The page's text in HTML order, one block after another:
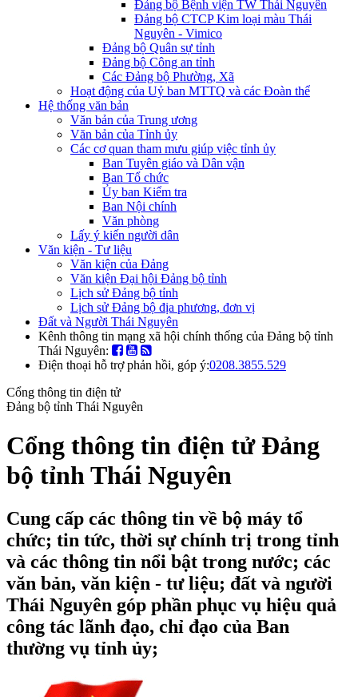
Đảng bộ Bệnh viện TW Thái Nguyên
Đảng bộ CTCP Kim loại màu Thái
Nguyên - Vimico
Đảng bộ Quân sự tỉnh
Đảng bộ Công an tỉnh
Các Đảng bộ Phường, Xã
Hoạt động của Uỷ ban MTTQ và các Đoàn thể
Hệ thống văn bản
Văn bản của Trung ương
Văn bản của Tỉnh ủy
Các cơ quan tham mưu giúp việc tỉnh ủy
Ban Tuyên giáo và Dân vận
Ban Tổ chức
Ủy ban Kiểm tra
Ban Nội chính
Văn phòng
Lấy ý kiến người dân
Văn kiện - Tư liệu
Văn kiện của Đảng
Văn kiện Đại hội Đảng bộ tỉnh
Lịch sử Đảng bộ tỉnh
Lịch sử Đảng bộ địa phương, đơn vị
Đất và Người Thái Nguyên
Kênh thông tin mạng xã hội chính thống của Đảng bộ tỉnh
Thái Nguyên:
Điện thoại hỗ trợ phản hồi, góp ý:0208.3855.529
Cổng thông tin điện tử
Đảng bộ tỉnh Thái Nguyên
Cổng thông tin điện tử Đảng
bộ tỉnh Thái Nguyên
Cung cấp các thông tin về bộ máy tổ
chức; tin tức, thời sự chính trị trong tỉnh
và các thông tin nổi bật trong nước; các
văn bản, văn kiện - tư liệu; đất và người
Thái Nguyên góp phần phục vụ hiệu quả
công tác lãnh đạo, chỉ đạo của Ban
thường vụ tỉnh ủy;